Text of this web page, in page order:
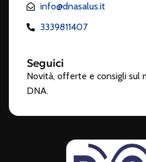
info@dnasalus.it
3339811407
Seguici
Novità, offerte e consigli sul
DNA.